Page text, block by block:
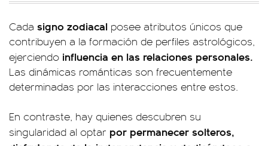
Cada signo zodiacal posee atributos únicos que
contribuyen a la formación de perfiles astrológicos,
ejerciendo influencia en las relaciones personales.
Las dinámicas románticas son frecuentemente
determinadas por las interacciones entre estos.
En contraste, hay quienes descubren su
singularidad al optar por permanecer solteros,